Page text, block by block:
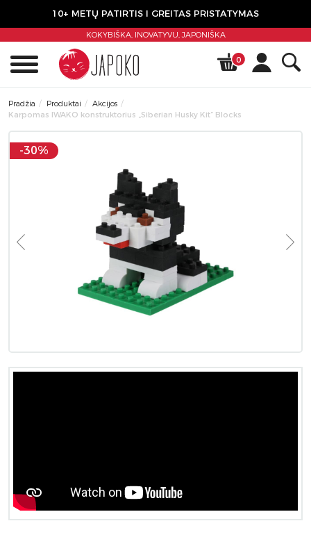
10+ METŲ PATIRTIS I GREITAS PRISTATYMAS
KOKYBIŠKA, INOVATYVU,JAPONIŠKA
0
Pradžia Produktai
Akcijos
Karpomas IWAKO konstruktorius „Siberian Husky Kit” Blocks
-30%